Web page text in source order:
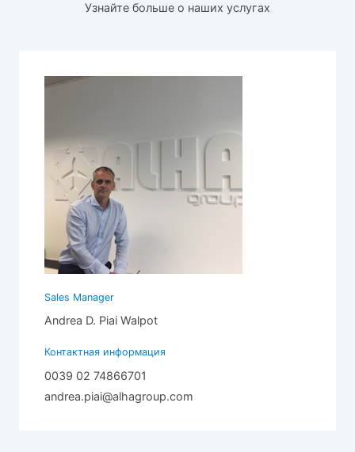
Узнайте больше о наших услугах
Sales Manager
Andrea D. Piai Walpot
Контактная информация
0039 02 74866701
andrea.piai@alhagroup.com